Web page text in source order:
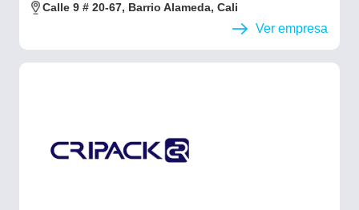
Calle 9 # 20-67, Barrio Alameda, Cali
Ver empresa